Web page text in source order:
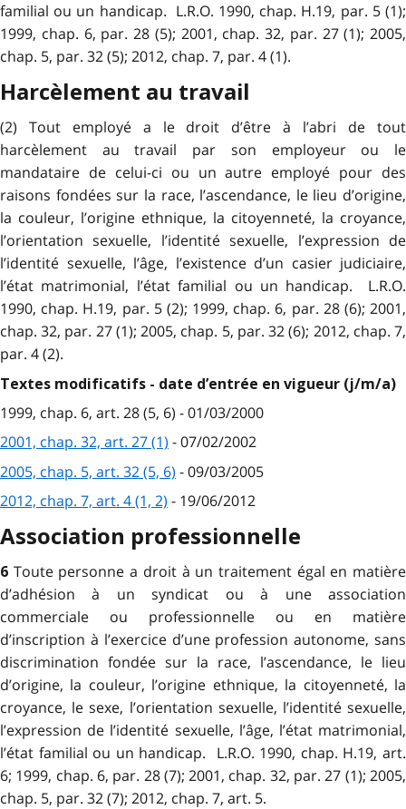
familial ou un handicap. L.R.O. 1990, chap. H.19, par. 5 (1);
1999, chap. 6, par. 28 (5); 2001, chap. 32, par. 27 (1); 2005,
chap. 5, par. 32 (5); 2012, chap. 7, par. 4 (1).
Harcèlement au travail
(2) Tout employé a le droit d’être à l’abri de tout
harcèlement au travail par son employeur ou le
mandataire de celui-ci ou un autre employé pour des
raisons fondées sur la race, l’ascendance, le lieu d’origine,
la couleur, l’origine ethnique, la citoyenneté, la croyance,
l’orientation sexuelle, l’identité sexuelle, l’expression de
l’identité sexuelle, l’âge, l’existence d’un casier judiciaire,
l’état matrimonial, l’état familial ou un handicap. L.R.O.
1990, chap. H.19, par. 5 (2); 1999, chap. 6, par. 28 (6); 2001,
chap. 32, par. 27 (1); 2005, chap. 5, par. 32 (6); 2012, chap. 7,
par. 4 (2).
Textes modificatifs - date d’entrée en vigueur (j/m/a)
1999, chap. 6, art. 28 (5, 6) - 01/03/2000
2001, chap. 32, art. 27 (1) - 07/02/2002
2005, chap. 5, art. 32 (5, 6) - 09/03/2005
2012, chap. 7, art. 4 (1, 2) - 19/06/2012
Association professionnelle
6 Toute personne a droit à un traitement égal en matière
d’adhésion à un syndicat ou à une association
commerciale ou professionnelle ou en matière
d’inscription à l’exercice d’une profession autonome, sans
discrimination fondée sur la race, l’ascendance, le lieu
d’origine, la couleur, l’origine ethnique, la citoyenneté, la
croyance, le sexe, l’orientation sexuelle, l’identité sexuelle,
l’expression de l’identité sexuelle, l’âge, l’état matrimonial,
l’état familial ou un handicap. L.R.O. 1990, chap. H.19, art.
6; 1999, chap. 6, par. 28 (7); 2001, chap. 32, par. 27 (1); 2005,
chap. 5, par. 32 (7); 2012, chap. 7, art. 5.